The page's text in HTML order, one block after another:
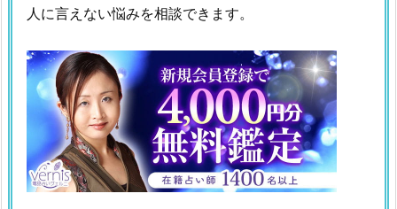
人に言えない悩みを相談できます。